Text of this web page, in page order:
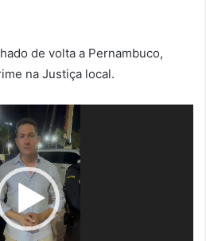
de volta a Pernambuco,
na Justiça local.